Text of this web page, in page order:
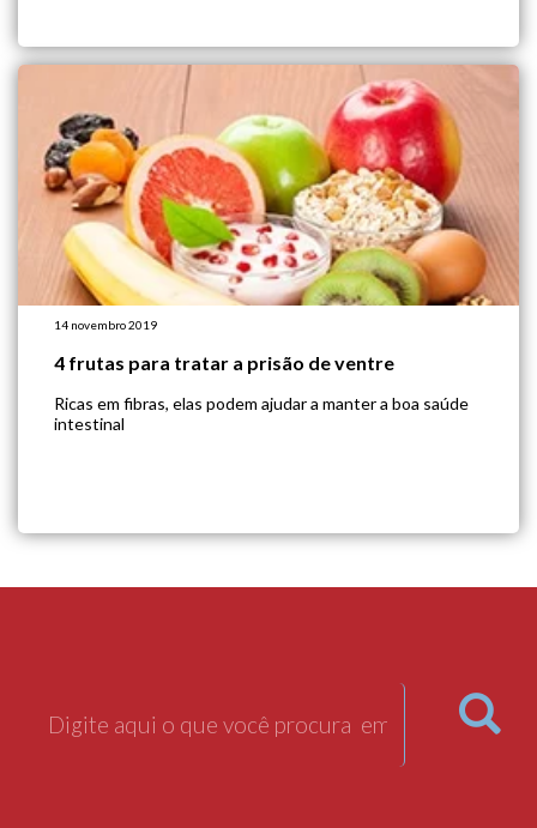
14 novembro 2019
4 frutas para tratar a prisão de ventre
Ricas em fibras, elas podem ajudar a manter a boa saúde
intestinal